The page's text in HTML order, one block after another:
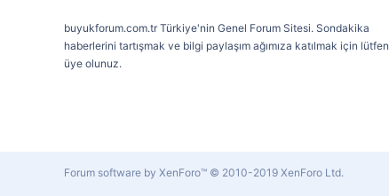
buyukforum.com.tr Türkiye'nin Genel Forum Sitesi. Sondakika
haberlerini tartışmak ve bilgi paylaşım ağımıza katılmak için lütfen
üye olunuz.
Forum software by XenForo™ © 2010-2019 XenForo Ltd.